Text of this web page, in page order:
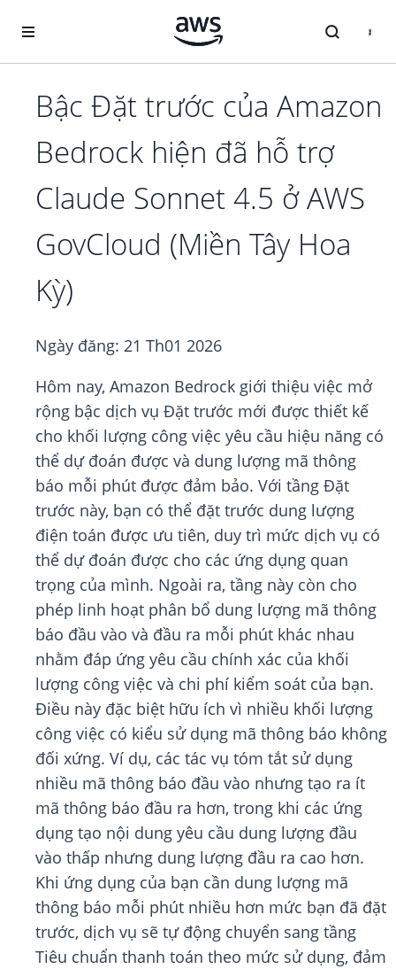
Bậc Đặt trước của Amazon
Bedrock hiện đã hỗ trợ
Claude Sonnet 4.5 ở AWS
GovCloud (Miền Tây Hoa
Kỳ)
Ngày đăng: 21 Th01 2026
Hôm nay, Amazon Bedrock giới thiệu việc mở
rộng bậc dịch vụ Đặt trước mới được thiết kế
cho khối lượng công việc yêu cầu hiệu năng có
thể dự đoán được và dung lượng mã thông
báo mỗi phút được đảm bảo. Với tầng Đặt
trước này, bạn có thể đặt trước dung lượng
điện toán được ưu tiên, duy trì mức dịch vụ có
thể dự đoán được cho các ứng dụng quan
trọng của mình. Ngoài ra, tầng này còn cho
phép linh hoạt phân bổ dung lượng mã thông
báo đầu vào và đầu ra mỗi phút khác nhau
nhằm đáp ứng yêu cầu chính xác của khối
lượng công việc và chi phí kiểm soát của bạn.
Điều này đặc biệt hữu ích vì nhiều khối lượng
công việc có kiểu sử dụng mã thông báo không
đối xứng. Ví dụ, các tác vụ tóm tắt sử dụng
nhiều mã thông báo đầu vào nhưng tạo ra ít
mã thông báo đầu ra hơn, trong khi các ứng
dụng tạo nội dung yêu cầu dung lượng đầu
vào thấp nhưng dung lượng đầu ra cao hơn.
Khi ứng dụng của bạn cần dung lượng mã
thông báo mỗi phút nhiều hơn mức bạn đã đặt
trước, dịch vụ sẽ tự động chuyển sang tầng
Tiêu chuẩn thanh toán theo mức sử dụng, đảm